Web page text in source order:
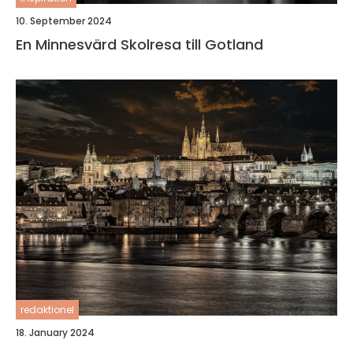
10. September 2024
En Minnesvärd Skolresa till Gotland
redaktionel
18. January 2024